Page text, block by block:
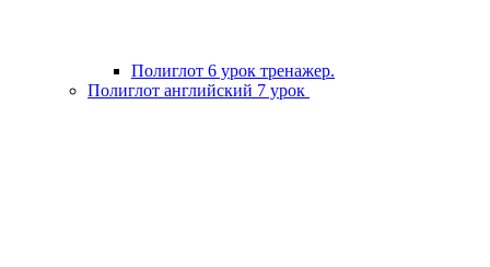
Полиглот 6 урок тренажер.
Полиглот английский 7 урок